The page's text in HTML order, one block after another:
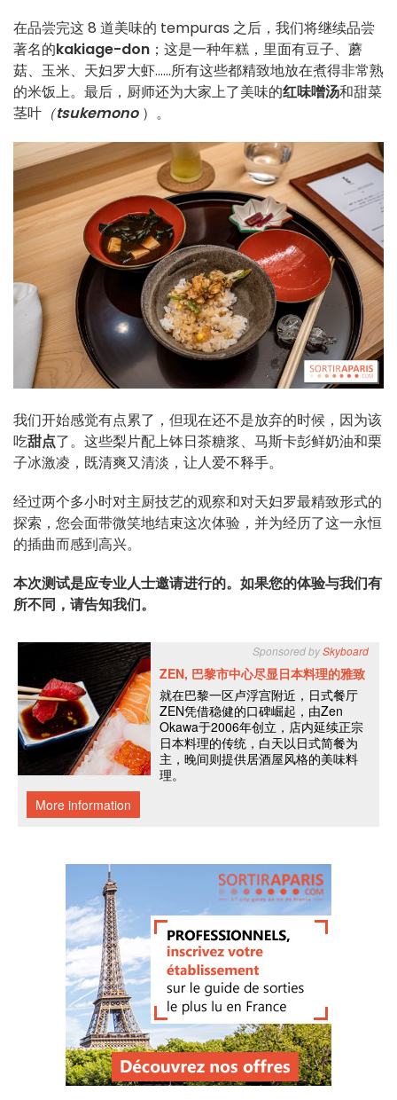
在品尝完这 8 道美味的 tempuras 之后，我们将继续品尝
著名的kakiage-don ；这是一种年糕，里面有豆子、蘑
菇、玉米、天妇罗大虾......所有这些都精致地放在煮得非常熟
的米饭上。最后，厨师还为大家上了美味的红味噌汤和甜菜
茎叶 （tsukemono ）。
我们开始感觉有点累了，但现在还不是放弃的时候，因为该
吃甜点了。这些梨片配上钵日茶糖浆、马斯卡彭鲜奶油和栗
子冰激凌，既清爽又清淡，让人爱不释手。
经过两个多小时对主厨技艺的观察和对天妇罗最精致形式的
探索，您会面带微笑地结束这次体验，并为经历了这一永恒
的插曲而感到高兴。
本次测试是应专业人士邀请进行的。如果您的体验与我们有
所不同，请告知我们。